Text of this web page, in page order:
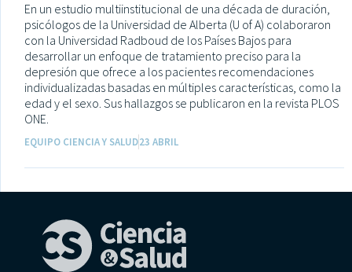
En un estudio multiinstitucional de una década de duración,
psicólogos de la Universidad de Alberta (U of A) colaboraron
con la Universidad Radboud de los Países Bajos para
desarrollar un enfoque de tratamiento preciso para la
depresión que ofrece a los pacientes recomendaciones
individualizadas basadas en múltiples características, como la
edad y el sexo. Sus hallazgos se publicaron en la revista PLOS
ONE.
EQUIPO CIENCIA Y SALUD23 ABRIL